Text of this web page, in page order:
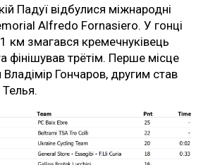
Падуї відбулися міжнародні
Alfredo Fornasiero. У гонці
км змагався кремечнуківець
фінішував трётім. Перше місце
Владімір Гончаров, другим став
Телья.